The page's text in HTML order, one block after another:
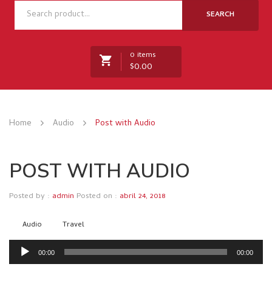
NOSOTROS
TIENDA
CONTACTO
SEARCH
0 items
$0.00
Home
Audio Post with Audio
POST WITH AUDIO
Posted by : admin Posted on : abril 24, 2018
Audio Travel
Reproductor
00:00 00:00